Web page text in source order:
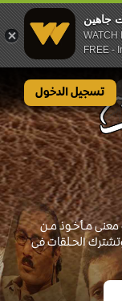
جاهين
WATCH
FREE -
تسجيل الدخول
معنى مـأخـوذ مـن
وتشترك الحـلقات فى